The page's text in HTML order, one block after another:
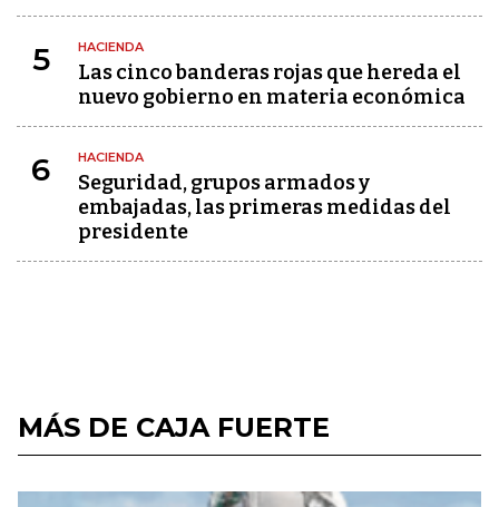
5 HACIENDA
Las cinco banderas rojas que hereda el
nuevo gobierno en materia económica
6 HACIENDA
Seguridad, grupos armados y
embajadas, las primeras medidas del
presidente
MÁS DE CAJA FUERTE